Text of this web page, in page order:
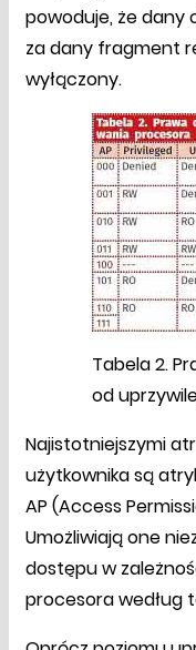
powoduje, że dany
za dany fragment
wyłączony.
Tabela 2.
od
Najistotniejszymi
użytkownika są
AP (Access
Umożliwiają one
dostępu w
procesora według